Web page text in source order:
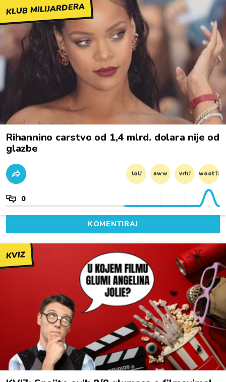
KLUB MILIJARDERA
Rihannino carstvo od 1,4 mlrd. dolara nije od
glazbe
lol! aww vrh! woot?!
0
KOMENTIRAJ
KVIZ